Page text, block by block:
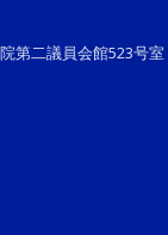
第二議員会館523号室